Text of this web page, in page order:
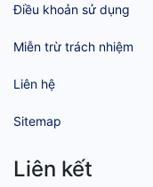
Điều khoản sử dụng
Miễn trừ trách nhiệm
Liên hệ
Sitemap
Liên kết